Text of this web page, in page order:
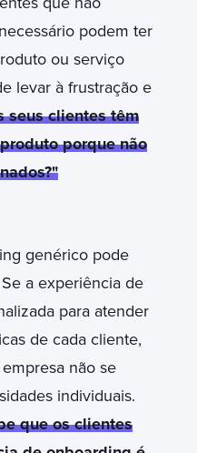
podem ter
ou serviço
levar à frustração e
seus clientes têm
porque não
genérico pode
a experiência de
para atender
de cada cliente,
não se
individuais.
que os clientes